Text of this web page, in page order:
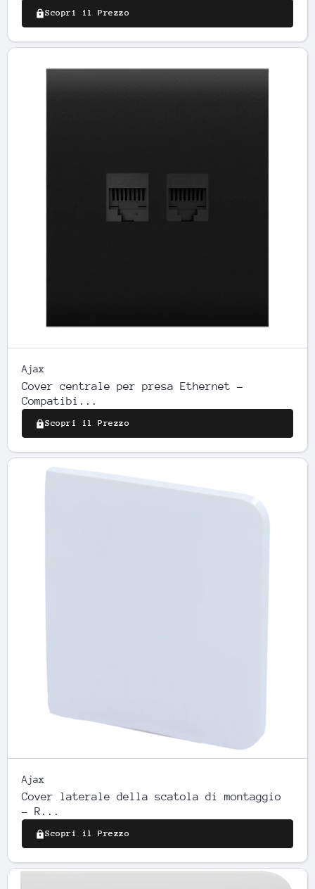
Scopri il Prezzo
Ajax
Cover centrale per presa Ethernet -
Compatibi...
Scopri il Prezzo
Ajax
Cover laterale della scatola di montaggio
- R...
Scopri il Prezzo